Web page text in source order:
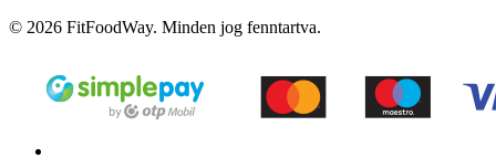
© 2026 FitFoodWay. Minden jog fenntartva.